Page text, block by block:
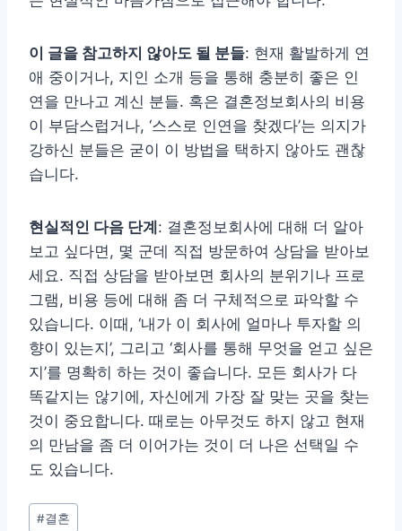
이 글을 참고하지 않아도 될 분들: 현재 활발하게 연
애 중이거나, 지인 소개 등을 통해 충분히 좋은 인
연을 만나고 계신 분들. 혹은 결혼정보회사의 비용
이 부담스럽거나, ‘스스로 인연을 찾겠다’는 의지가
강하신 분들은 굳이 이 방법을 택하지 않아도 괜찮
습니다.
현실적인 다음 단계 : 결혼정보회사에 대해 더 알아
보고 싶다면, 몇 군데 직접 방문하여 상담을 받아보
세요. 직접 상담을 받아보면 회사의 분위기나 프로
그램, 비용 등에 대해 좀 더 구체적으로 파악할 수
있습니다. 이때, ‘내가 이 회사에 얼마나 투자할 의
향이 있는지’, 그리고 ‘회사를 통해 무엇을 얻고 싶은
지’를 명확히 하는 것이 좋습니다. 모든 회사가 다
똑같지는 않기에, 자신에게 가장 잘 맞는 곳을 찾는
것이 중요합니다. 때로는 아무것도 하지 않고 현재
의 만남을 좀 더 이어가는 것이 더 나은 선택일 수
도 있습니다.
Post
#결혼